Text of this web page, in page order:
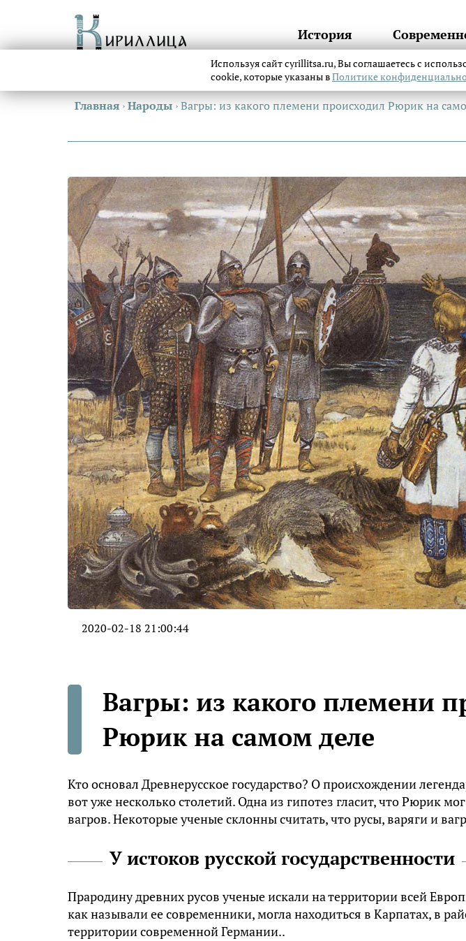
История
Главная ›Народы ›Вагры: из какого племени происходил Рюрик на
2020-02-18 21:00:44
Вагры: из какого племени
Рюрик на самом деле
Кто основал Древнерусское государство? О происхождении
вот уже несколько столетий. Одна из гипотез гласит, что Рюрик
вагров. Некоторые ученые склонны считать, что русы, варяги и
У истоков русской государственности
Прародину древних русов ученые искали на территории всей
как называли ее современники, могла находиться в Карпатах, в
территории современной Германии..
Используя сайт cyrillitsa.ru, Вы соглашаетесь с
cookie, которые указаны вПолитике